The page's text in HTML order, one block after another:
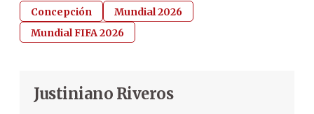
Concepción
Mundial 2026
Mundial FIFA 2026
Justiniano Riveros